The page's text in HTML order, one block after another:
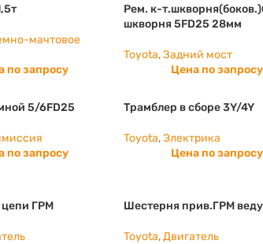
мачтовое
по запросу
Рем. к-
шкворня 5FD25 28мм
Toyota,Задний мост
Цена по запросу
5/6FD25
по запросу
Трамблер в сборе 3Y/4Y
Toyota,Электрика
Цена по запросу
цепи ГРМ Шестерня прив.ГРМ
Toyota,Двигатель